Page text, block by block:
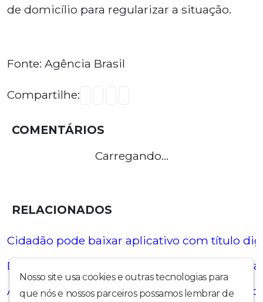
de domicílio para regularizar a situação.
Fonte: Agência Brasil
Compartilhe:
COMENTÁRIOS
Carregando...
RELACIONADOS
Cidadão pode baixar aplicativo com título
Doze candidatos vão concorrer à
Aberto prazo para transferência temporária
Nosso site usa cookies e outras tecnologias para
que nós e nossos parceiros possamos lembrar de